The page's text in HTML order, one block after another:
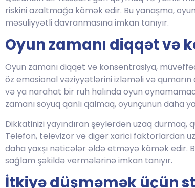
riskini azaltmağa kömək edir. Bu yanaşma,
məsuliyyətli davranmasına imkan tanıyır.
Oyun zamanı diqqət və
Oyun zamanı diqqət və konsentrasiya,
öz emosional vəziyyətlərini izləməli və
və ya narahat bir ruh halında oyun
zamanı soyuq qanlı qalmaq, oyunçunun daha
Dikkatinizi yayındıran şeylərdən uzaq durmaq,
Telefon, televizor və digər xarici faktorlardan
daha yaxşı nəticələr əldə etməyə kömək edir.
sağlam şəkildə vermələrinə imkan tanıyır.
İtkiyə düşməmək üçün